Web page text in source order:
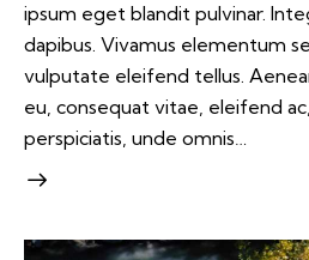
ipsum eget blandit pulvinar.
dapibus. Vivamus elementum
vulputate eleifend tellus.
eu, consequat vitae, eleifend
perspiciatis, unde omnis…